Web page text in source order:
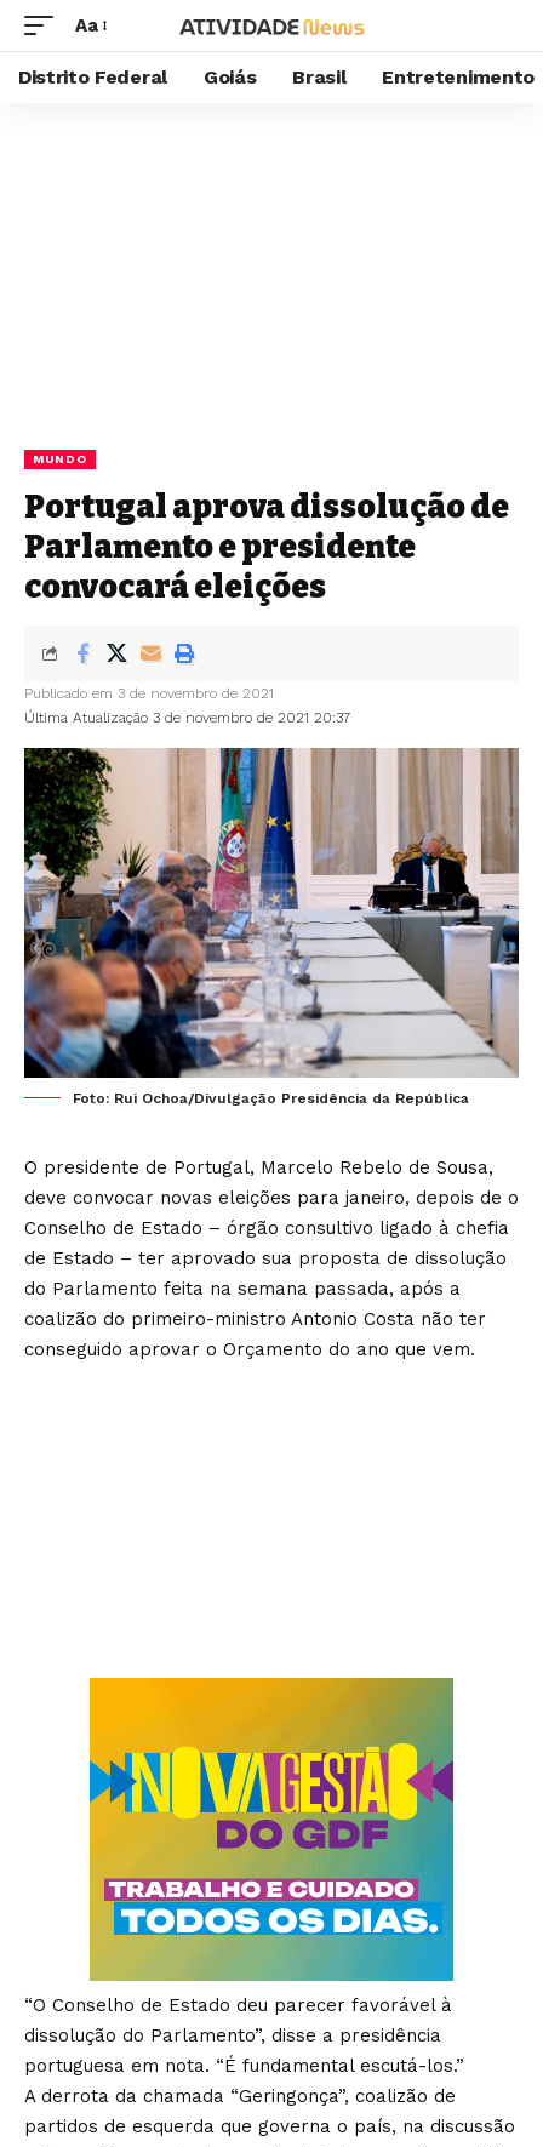
Aa
Distrito Federal Goiás Brasil Entretenimento
MUNDO
Portugal aprova dissolução de
Parlamento e presidente
convocará eleições
Última Atualização 3 de novembro de 2021 20:37
Publicado em 3 de novembro de 2021
Foto: Rui Ochoa/Divulgação Presidência da República
O presidente de Portugal, Marcelo Rebelo de Sousa,
deve convocar novas eleições para janeiro, depois de o
Conselho de Estado – órgão consultivo ligado à chefia
de Estado – ter aprovado sua proposta de dissolução
do Parlamento feita na semana passada, após a
coalizão do primeiro-ministro Antonio Costa não ter
conseguido aprovar o Orçamento do ano que vem.
“O Conselho de Estado deu parecer favorável à
dissolução do Parlamento”, disse a presidência
portuguesa em nota. “É fundamental escutá-los.”
A derrota da chamada “Geringonça”, coalizão de
partidos de esquerda que governa o país, na discussão